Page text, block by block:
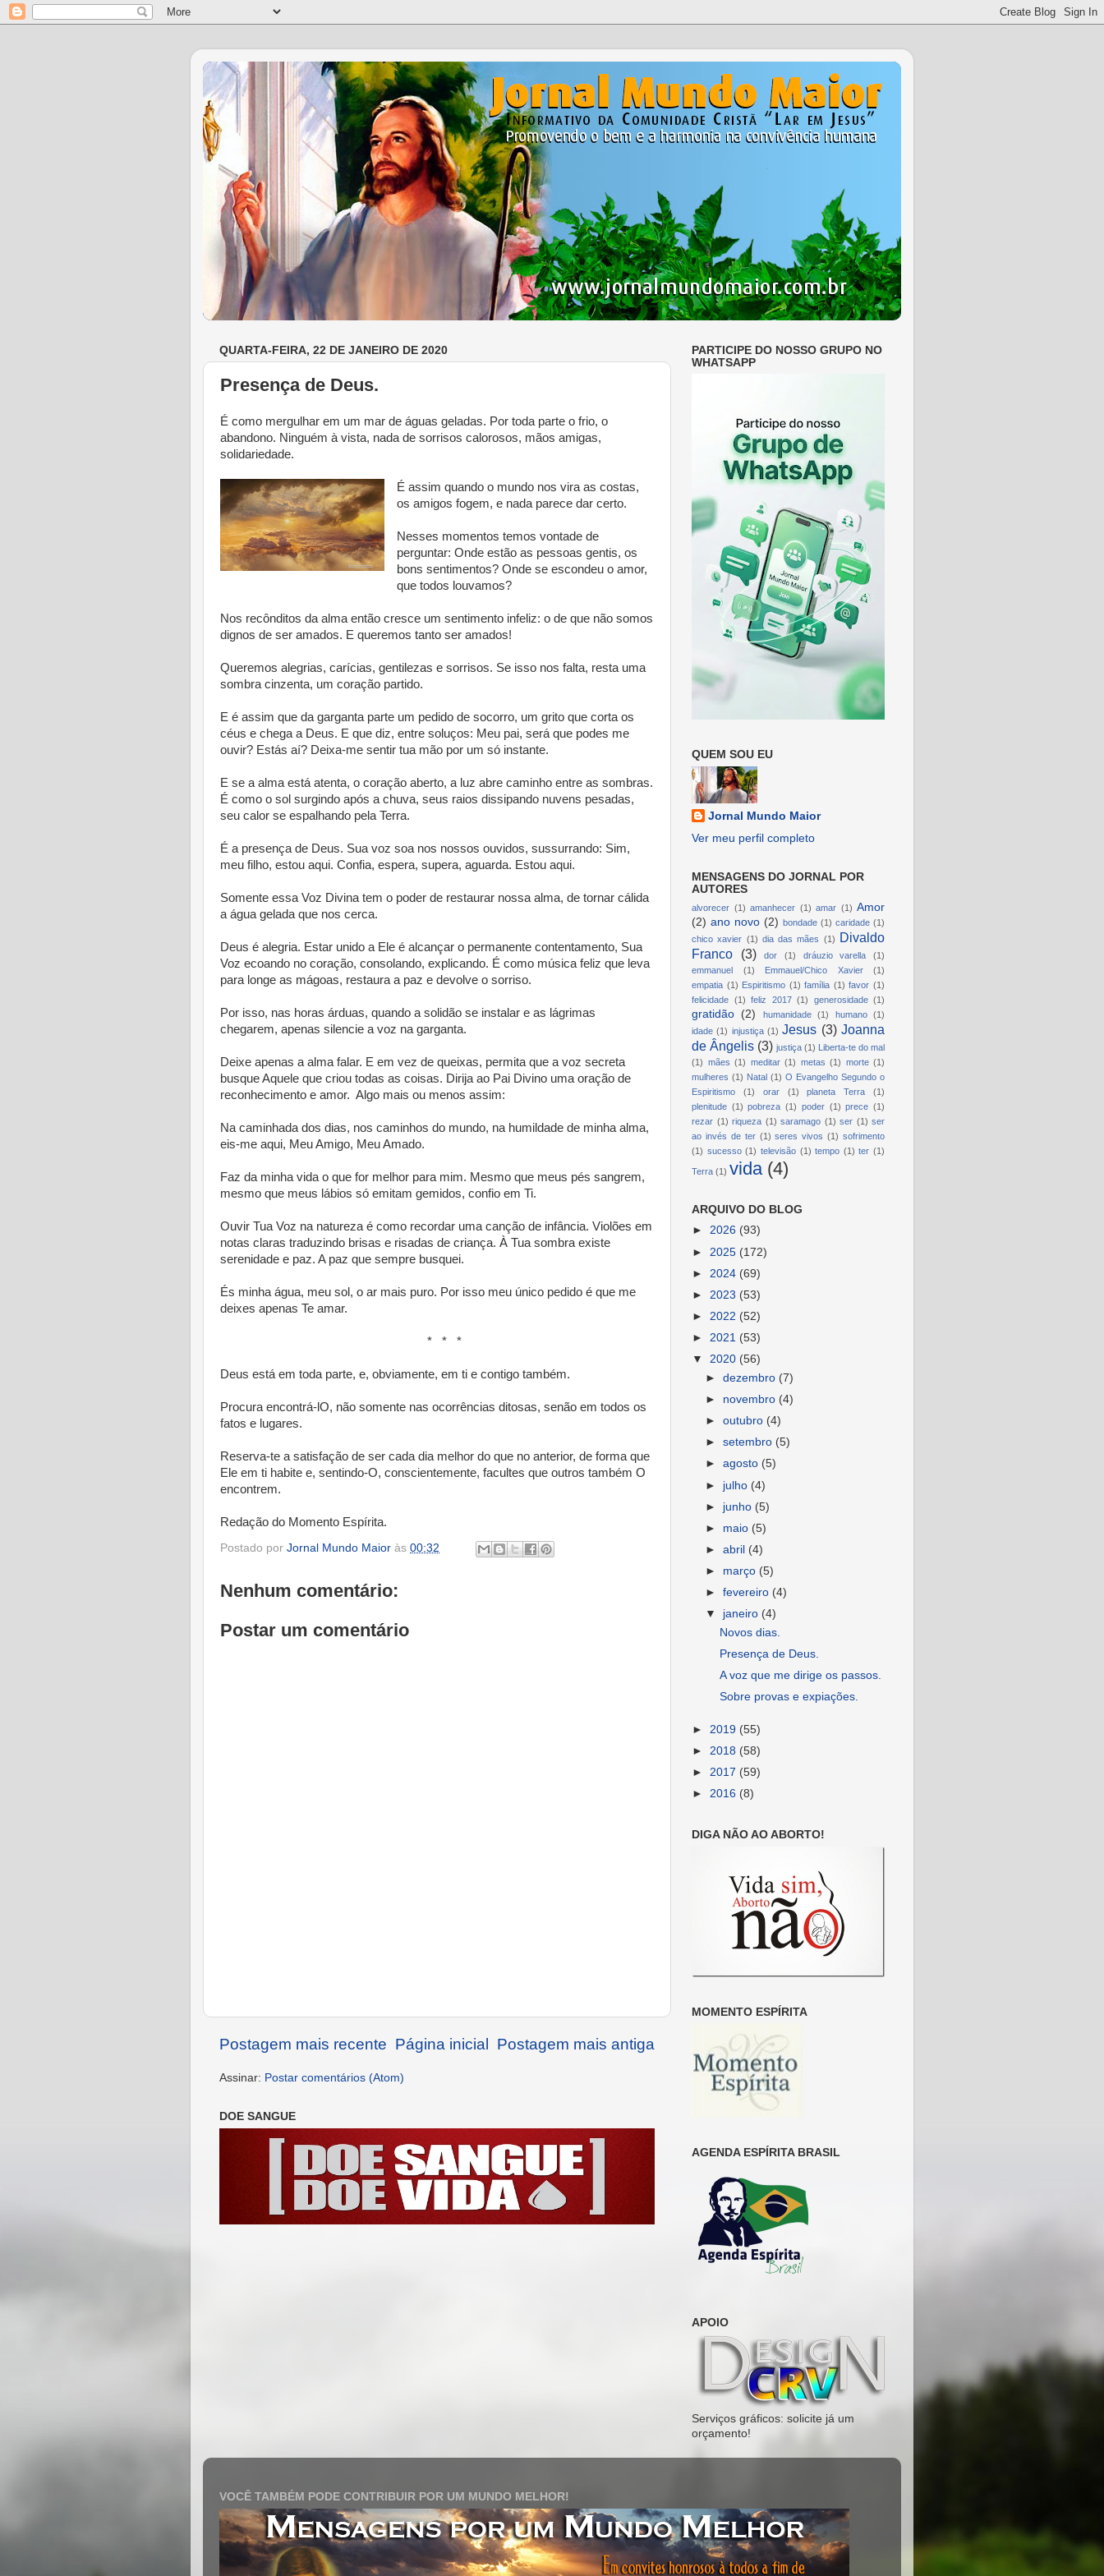
QUARTA-FEIRA, 22 DE JANEIRO DE 2020
Presença de Deus.
É como mergulhar em um mar de águas geladas. Por toda parte o frio, o
abandono. Ninguém à vista, nada de sorrisos calorosos, mãos amigas,
solidariedade.
É assim quando o mundo nos vira as costas,
os amigos fogem, e nada parece dar certo.
Nesses momentos temos vontade de
perguntar: Onde estão as pessoas gentis, os
bons sentimentos? Onde se escondeu o amor,
que todos louvamos?
Nos recônditos da alma então cresce um sentimento infeliz: o de que não somos
dignos de ser amados. E queremos tanto ser amados!
Queremos alegrias, carícias, gentilezas e sorrisos. Se isso nos falta, resta uma
sombra cinzenta, um coração partido.
E é assim que da garganta parte um pedido de socorro, um grito que corta os
céus e chega a Deus. E que diz, entre soluços: Meu pai, será que podes me
ouvir? Estás aí? Deixa-me sentir tua mão por um só instante.
E se a alma está atenta, o coração aberto, a luz abre caminho entre as sombras.
É como o sol surgindo após a chuva, seus raios dissipando nuvens pesadas,
seu calor se espalhando pela Terra.
É a presença de Deus. Sua voz soa nos nossos ouvidos, sussurrando: Sim,
meu filho, estou aqui. Confia, espera, supera, aguarda. Estou aqui.
Somente essa Voz Divina tem o poder de restaurar nossa alma, de tornar cálida
a água gelada que nos cerca.
Deus é alegria. Estar unido a Ele é alcançar o permanente contentamento, Sua
Voz ecoando no coração, consolando, explicando. É como música feliz que leva
para longe as mágoas, restaura a paz e devolve o sorriso.
Por isso, nas horas árduas, quando a solidão se instalar e as lágrimas
chegarem, apenas silencie a voz na garganta.
Deixe apenas a alma falar. E em vez de queixas, permita que a voz secreta
busque Aquele que criou todas as coisas. Dirija ao Pai Divino uma oração de
reconhecimento e amor. Algo mais ou menos assim:
Na caminhada dos dias, nos caminhos do mundo, na humildade de minha alma,
eis-me aqui, Meu Amigo, Meu Amado.
Faz da minha vida o que for melhor para mim. Mesmo que meus pés sangrem,
mesmo que meus lábios só emitam gemidos, confio em Ti.
Ouvir Tua Voz na natureza é como recordar uma canção de infância. Violões em
notas claras traduzindo brisas e risadas de criança. À Tua sombra existe
serenidade e paz. A paz que sempre busquei.
És minha água, meu sol, o ar mais puro. Por isso meu único pedido é que me
deixes apenas Te amar.
* * *
Deus está em toda parte, e, obviamente, em ti e contigo também.
Procura encontrá-lO, não somente nas ocorrências ditosas, senão em todos os
fatos e lugares.
Reserva-te a satisfação de ser cada dia melhor do que no anterior, de forma que
Ele em ti habite e, sentindo-O, conscientemente, facultes que outros também O
encontrem.
Redação do Momento Espírita.
Postado por Jornal Mundo Maior às 00:32
Nenhum comentário:
Postar um comentário
Postagem mais recente Postagem mais antiga
Página inicial
Assinar: Postar comentários (Atom)
DOE SANGUE
PARTICIPE DO NOSSO GRUPO NO
WHATSAPP
QUEM SOU EU
Jornal Mundo Maior
Ver meu perfil completo
MENSAGENS DO JORNAL POR
AUTORES
alvorecer (1) amanhecer (1) amar (1) Amor
(2) ano novo (2) bondade (1) caridade (1)
chico xavier (1) dia das mães (1) Divaldo
Franco
(3) dor (1) dráuzio varella
(1)
emmanuel
(1) Emmauel/Chico Xavier
(1)
empatia (1) Espiritismo (1) família (1) favor (1)
felicidade (1) feliz 2017 (1) generosidade (1)
gratidão (2) humanidade (1) humano
(1)
idade (1) injustiça (1) Jesus (3) Joanna
de Ângelis (3) justiça (1)
Liberta-te do mal
(1) mães (1) meditar (1) metas (1) morte (1)
mulheres (1) Natal (1) O Evangelho Segundo o
Espiritismo
(1) orar (1) planeta Terra
(1)
plenitude (1) pobreza (1) poder (1) prece (1)
rezar (1) riqueza (1) saramago (1) ser (1) ser
ao invés de ter (1) seres vivos (1) sofrimento
(1) sucesso (1) televisão (1) tempo (1) ter (1)
Terra (1) vida (4)
ARQUIVO DO BLOG
► 2026 (93)
► 2025 (172)
► 2024 (69)
► 2023 (53)
► 2022 (52)
► 2021 (53)
▼ 2020 (56)
►dezembro (7)
► novembro (4)
►outubro (4)
►setembro (5)
►agosto (5)
► julho (4)
► junho (5)
► maio (5)
►abril (4)
► março (5)
►fevereiro (4)
▼ janeiro (4)
Novos dias.
Presença de Deus.
A voz que me dirige os passos.
Sobre provas e expiações.
► 2019 (55)
► 2018 (58)
► 2017 (59)
► 2016 (8)
DIGA NÃO AO ABORTO!
MOMENTO ESPÍRITA
AGENDA ESPÍRITA BRASIL
APOIO
Serviços gráficos: solicite já um
orçamento!
VOCÊ TAMBÉM PODE CONTRIBUIR POR UM MUNDO MELHOR!